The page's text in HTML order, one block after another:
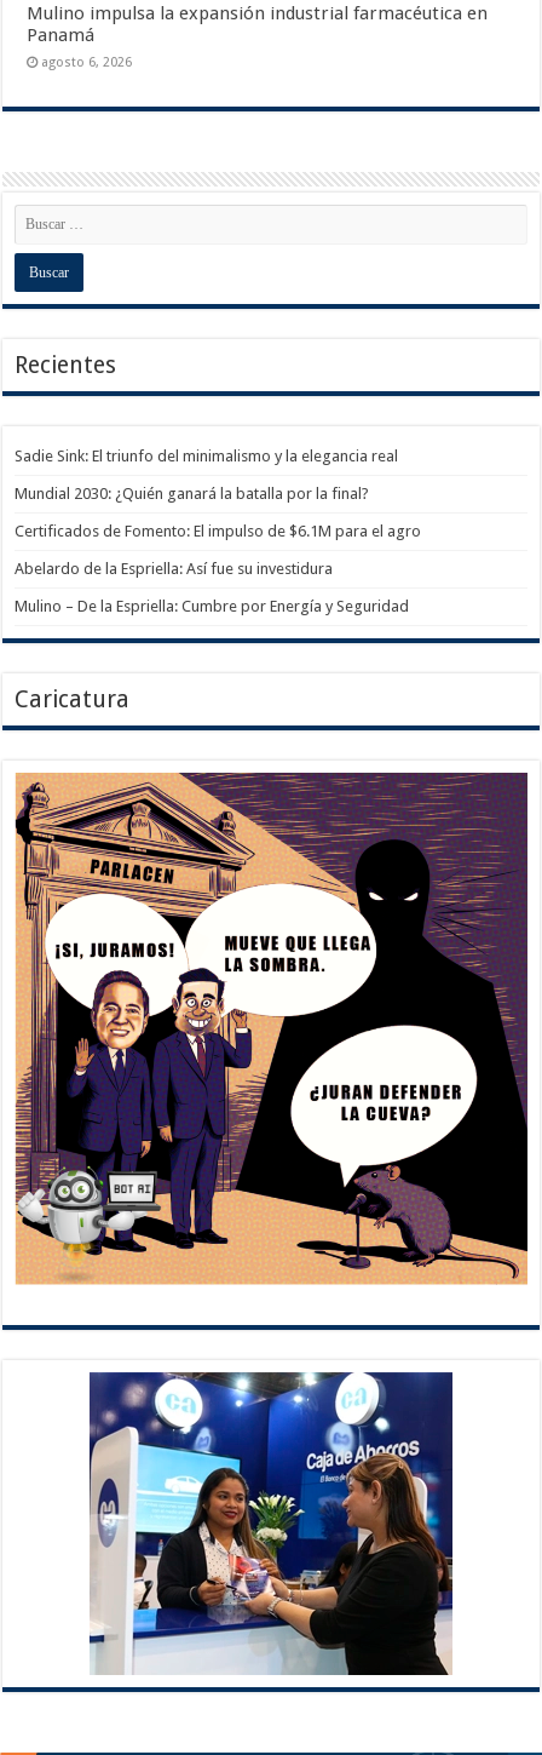
Mulino impulsa la expansión industrial farmacéutica en
Panamá
agosto 6, 2026
Recientes
Sadie Sink: El triunfo del minimalismo y la elegancia real
Mundial 2030: ¿Quién ganará la batalla por la final?
Certificados de Fomento: El impulso de $6.1M para el agro
Abelardo de la Espriella: Así fue su investidura
Mulino – De la Espriella: Cumbre por Energía y Seguridad
Caricatura